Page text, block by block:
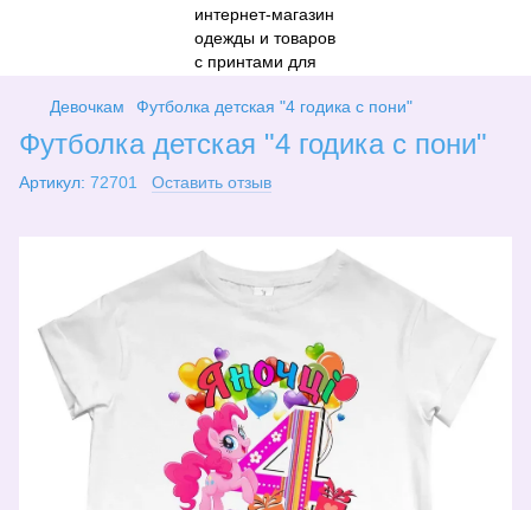
Девочкам Футболка детская "4 годика с пони"
Футболка детская "4 годика с пони"
Артикул: 72701 Оставить отзыв